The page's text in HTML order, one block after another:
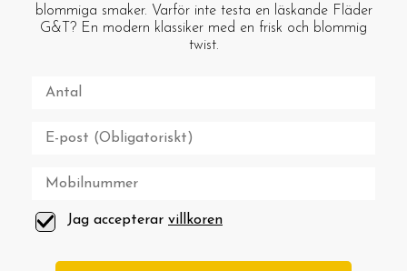
blommiga smaker. Varför inte testa en läskande Fläder
G&T? En modern klassiker med en frisk och blommig
twist.
Jag accepterar villkoren